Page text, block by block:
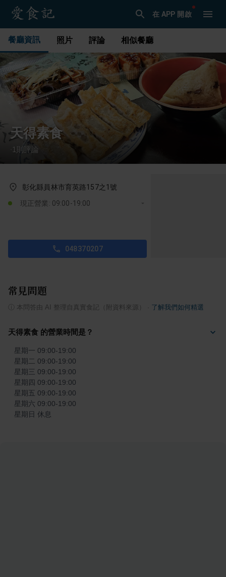
在 APP 開啟
餐廳資訊 照片 評論 相似餐廳
天得素食
1 則評論
彰化縣員林市育英路157之1號
現正營業: 09:00-19:00
048370207
常見問題
本問答由 AI 整理自真實食記（附資料來源） 了解我們如何精選
天得素食 的營業時間是？
星期一 09:00-19:00
星期二 09:00-19:00
星期三 09:00-19:00
星期四 09:00-19:00
星期五 09:00-19:00
星期六 09:00-19:00
星期日 休息